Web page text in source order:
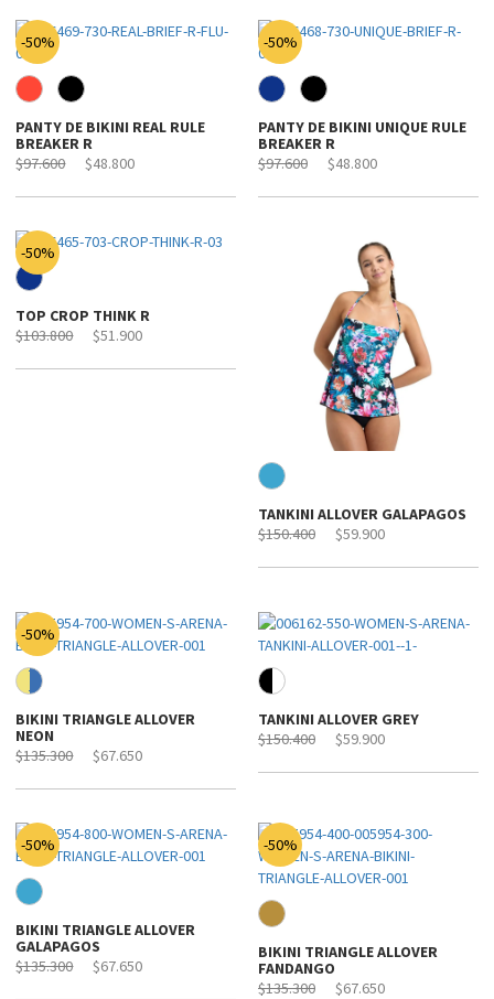
-50%
PANTY DE BIKINI REAL RULE
BREAKER R
$97.600
$48.800
-50%
PANTY DE BIKINI UNIQUE RULE
BREAKER R
$97.600
$48.800
-50%
TOP CROP THINK R
$103.800
$51.900
TANKINI ALLOVER GALAPAGOS
$150.400
$59.900
-50%
BIKINI TRIANGLE ALLOVER
NEON
$135.300
$67.650
TANKINI ALLOVER GREY
$150.400
$59.900
-50%
BIKINI TRIANGLE ALLOVER
GALAPAGOS
$135.300
$67.650
-50%
BIKINI TRIANGLE ALLOVER
FANDANGO
$135.300
$67.650